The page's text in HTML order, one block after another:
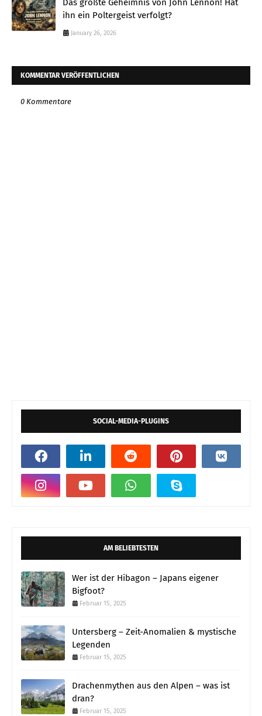
Das größte Geheimnis von John Lennon! Hat
ihn ein Poltergeist verfolgt?
January 26, 2026
KOMMENTAR VERÖFFENTLICHEN
0 Kommentare
SOCIAL-MEDIA-PLUGINS
AM BELIEBTESTEN
Wer ist der Hibagon – Japans eigener
Bigfoot?
Februar 15, 2025
Untersberg – Zeit-Anomalien & mystische
Legenden
Februar 15, 2025
Drachenmythen aus den Alpen – was ist
dran?
Februar 15, 2025